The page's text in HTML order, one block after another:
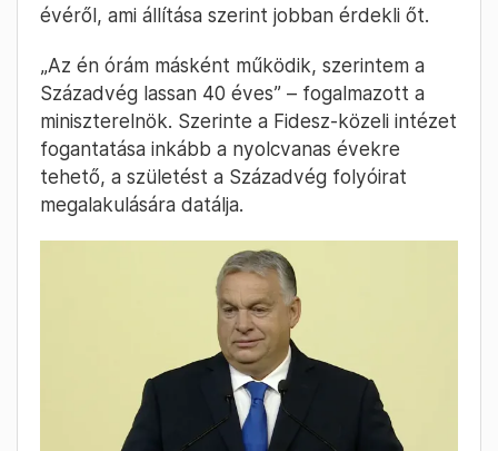
évéről, ami állítása szerint jobban érdekli őt.
„Az én órám másként működik, szerintem a
Századvég lassan 40 éves” – fogalmazott a
miniszterelnök. Szerinte a Fidesz-közeli intézet
fogantatása inkább a nyolcvanas évekre
tehető, a születést a Századvég folyóirat
megalakulására datálja.